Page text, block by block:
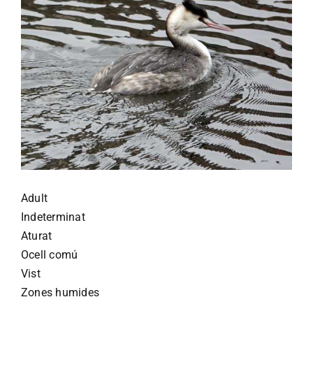
Adult
Indeterminat
Aturat
Ocell comú
Vist
Zones humides